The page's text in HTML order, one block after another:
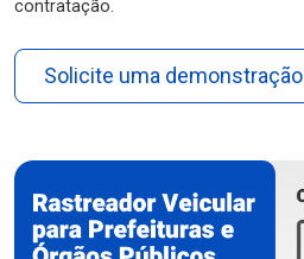
contratação.
Solicite uma demonstração